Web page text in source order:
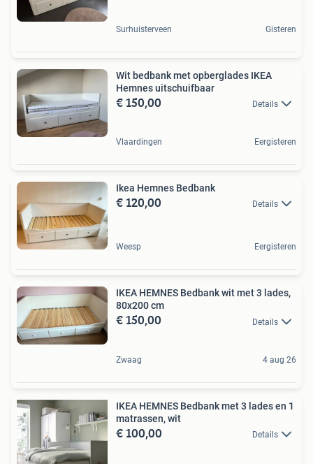
Surhuisterveen Gisteren
Wit bedbank met opberglades IKEA
Hemnes uitschuifbaar
€ 150,00 Details
Vlaardingen Eergisteren
Ikea Hemnes Bedbank
€ 120,00 Details
Weesp Eergisteren
IKEA HEMNES Bedbank wit met 3 lades,
80x200 cm
€ 150,00 Details
Zwaag 4 aug 26
IKEA HEMNES Bedbank met 3 lades en 1
matrassen, wit
€ 100,00 Details